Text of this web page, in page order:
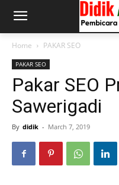
Home PAKAR SEO
PAKAR SEO
Pakar SEO
Sawerigadi
By didik - March 7, 2019